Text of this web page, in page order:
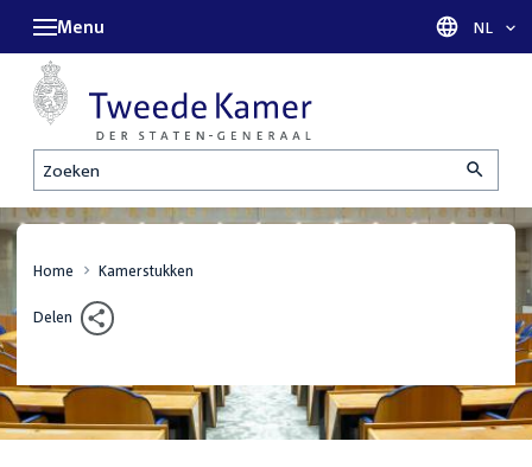
Zoeken
Menu Taal
NL
Home Kamerstukken
Delen